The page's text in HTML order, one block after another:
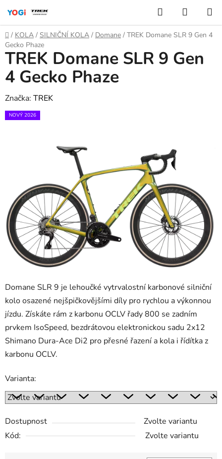
obsah
Hledat
KOŠÍK
Domů
/ KOLA / SILNIČNÍ KOLA / Domane / TREK Domane SLR 9 Gen 4
Gecko Phaze
Domane SLR 9 je lehoučké vytrvalostní karbonové silniční
kolo osazené nejšpičkovějšími díly pro rychlou a výkonnou
jízdu. Získáte rám z karbonu OCLV řady 800 se zadním
prvkem IsoSpeed, bezdrátovou elektronickou sadu 2x12
Shimano Dura-Ace Di2 pro přesné řazení a kola i řídítka z
karbonu OCLV.
Varianta:
Dostupnost
Zvolte variantu
Kód:
Zvolte variantu
TREK Domane SLR 9 Gen
4 Gecko Phaze
Značka: TREK
NOVÝ 2026